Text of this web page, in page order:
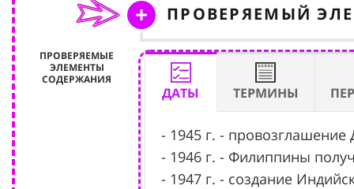
ПРОВЕРЯЕМЫЙ
ПРОВЕРЯЕМЫЕ
ЭЛЕМЕНТЫ
СОДЕРЖАНИЯ
ДАТЫ ТЕРМИНЫ
- 1945 г. -
- 1946 г. - Филиппины
- 1947 г. - создание